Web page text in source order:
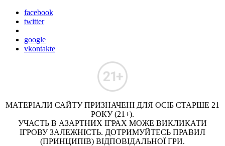
facebook
twitter
google
vkontakte
МАТЕРІАЛИ САЙТУ ПРИЗНАЧЕНІ ДЛЯ ОСІБ СТАРШЕ 21
РОКУ (21+).
УЧАСТЬ В АЗАРТНИХ ІГРАХ МОЖЕ ВИКЛИКАТИ
ІГРОВУ ЗАЛЕЖНІСТЬ. ДОТРИМУЙТЕСЬ ПРАВИЛ
(ПРИНЦИПІВ) ВІДПОВІДАЛЬНОЇ ГРИ.